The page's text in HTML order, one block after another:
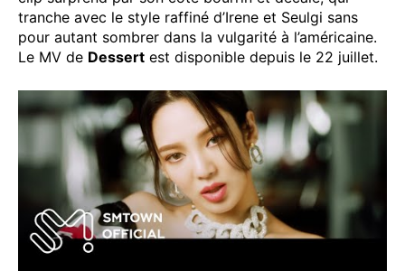
tranche avec le style raffiné d’Irene et Seulgi sans
pour autant sombrer dans la vulgarité à l’américaine.
Le MV de Dessert est disponible depuis le 22 juillet.